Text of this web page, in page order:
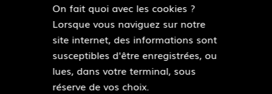
On fait quoi avec les cookies ?
Lorsque vous naviguez sur notre
site internet, des informations sont
susceptibles d'être enregistrées, ou
lues, dans votre terminal, sous
réserve de vos choix.
T
u
b
e
e
b
o
o
k
t
a
g
r
a
m
MAIRIES DE QUARTIERS
Découvrir les mairies de quartiers
ESPACE PRESSE
Accéder à l’espace presse